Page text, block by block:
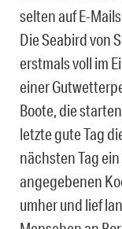
selten auf E-
Die Seabird von
erstmals voll im
einer
Boote, die
letzte gute Tag
nächsten Tag
angegebenen
umher und lief